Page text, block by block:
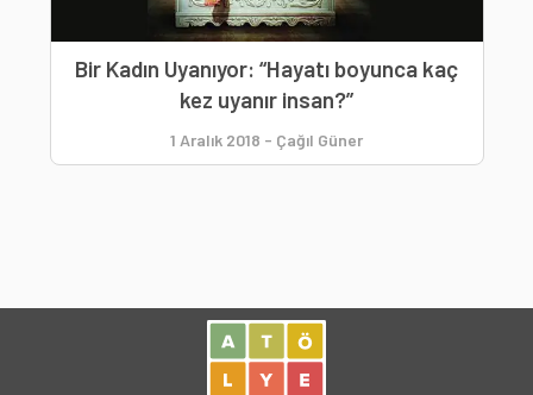
Bir Kadın Uyanıyor: “Hayatı boyunca kaç
kez uyanır insan?”
1 Aralık 2018 - Çağıl Güner